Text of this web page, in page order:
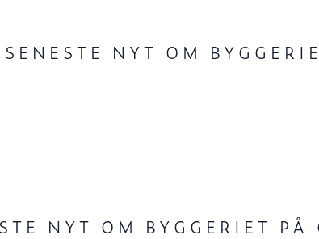
NYT OM
NYT OM BYGGERIET PÅ